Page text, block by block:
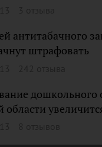
антитабачного
штрафовать
дошкольного
области